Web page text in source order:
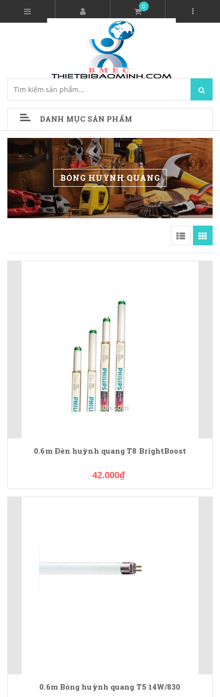
0
DANH MỤC SẢN PHẨM
BÓNG HUỲNH QUANG
0.6m Đèn huỳnh quang T8 BrightBoost
42.000₫
0.6m Bóng huỳnh quang T5 14W/830